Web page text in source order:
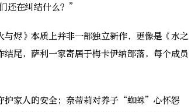
还在纠结什么？”
烬》本质上并非一部独立新作，更像是《水之
尾，萨利一家寄居于梅卡伊纳部落，每个成员
家人的安全；奈蒂莉对养子“蜘蛛”心怀怨